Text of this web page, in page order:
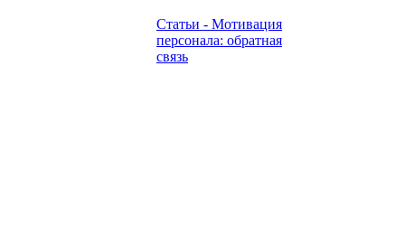
Статьи - Мотивация
персонала: обратная
связь